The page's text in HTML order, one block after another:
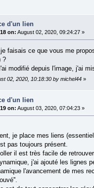
d'un lien
on: August 02, 2020, 09:24:27 »
faisais ce que vous me
?
modifié depuis l'image, j'ai
02, 2020, 10:18:30 by michel44»
d'un lien
on: August 03, 2020, 07:04:23 »
je place mes liens
pas toujours présent.
il est très facile de
j'ai ajouté les lignes
l'avancement de mes